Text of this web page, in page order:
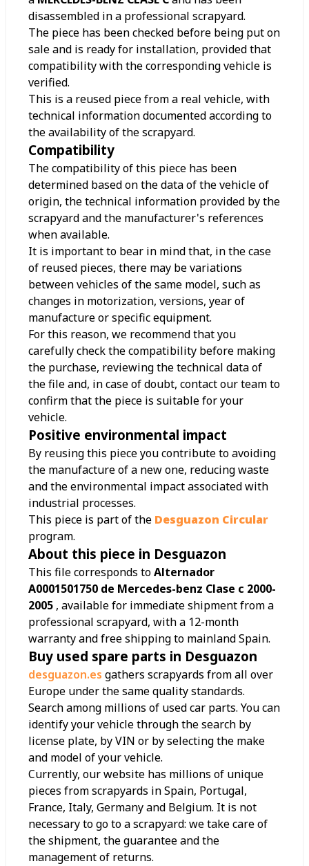
disassembled in a professional scrapyard.
The piece has been checked before being put on
sale and is ready for installation, provided that
compatibility with the corresponding vehicle is
verified.
This is a reused piece from a real vehicle, with
technical information documented according to
the availability of the scrapyard.
Compatibility
The compatibility of this piece has been
determined based on the data of the vehicle of
origin, the technical information provided by the
scrapyard and the manufacturer's references
when available.
It is important to bear in mind that, in the case
of reused pieces, there may be variations
between vehicles of the same model, such as
changes in motorization, versions, year of
manufacture or specific equipment.
For this reason, we recommend that you
carefully check the compatibility before making
the purchase, reviewing the technical data of
the file and, in case of doubt, contact our team to
confirm that the piece is suitable for your
vehicle.
Positive environmental impact
By reusing this piece you contribute to avoiding
the manufacture of a new one, reducing waste
and the environmental impact associated with
industrial processes.
This piece is part of the Desguazon Circular
program.
About this piece in Desguazon
This file corresponds toAlternador
A0001501750 de Mercedes-benz Clase c 2000-
2005 , available for immediate shipment from a
professional scrapyard, with a 12-month
warranty and free shipping to mainland Spain.
Buy used spare parts in Desguazon
desguazon.es gathers scrapyards from all over
Europe under the same quality standards.
Search among millions of used car parts. You can
identify your vehicle through the search by
license plate, by VIN or by selecting the make
and model of your vehicle.
Currently, our website has millions of unique
pieces from scrapyards in Spain, Portugal,
France, Italy, Germany and Belgium. It is not
necessary to go to a scrapyard: we take care of
the shipment, the guarantee and the
management of returns.